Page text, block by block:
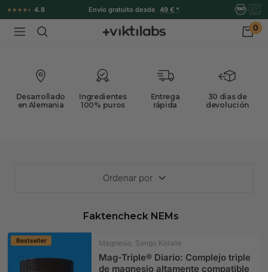
directamente
4.8 Novedad: Amino 8 Drink
Navigación Viktilabs 0
Desarrollado
en Alemania
Ingredientes
100% puros
Entrega
rápida
30 días de
devolución
Ordenar por
Faktencheck NEMs
Bestseller Magnesio, Sango Koralle
Mag-Triple® Diario: Complejo triple
de magnesio altamente compatible